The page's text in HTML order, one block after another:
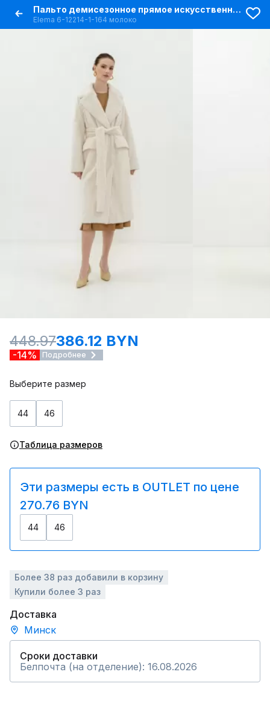
Пальто демисезонное прямое искусственный мех белое
Elema 6-12214-1-164 молоко
448.97386.12 BYN
-14% Подробнее
Выберите размер
44 46
Таблица размеров
Эти размеры есть в OUTLET по цене
270.76 BYN
44 46
Более 38 раз добавили в корзину
Купили более 3 раз
Доставка
Минск
Сроки доставки
Белпочта (на отделение): 16.08.2026